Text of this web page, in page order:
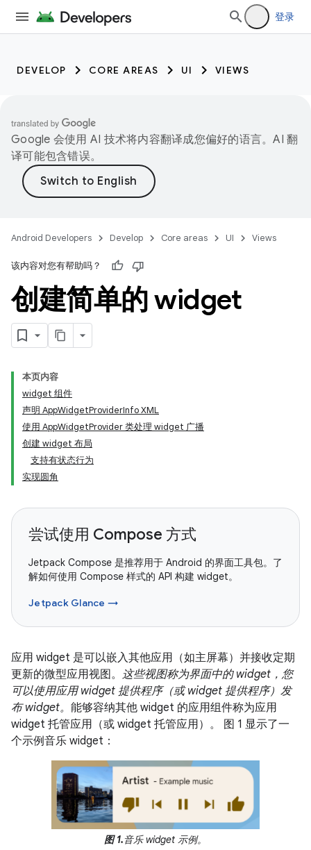
登录
DEVELOP CORE AREAS UI VIEWS
Google 会使用 AI 技术将内容翻译成您偏好的语言。AI 翻
译可能包含错误。
Android Developers Develop Core areas UI Views
该内容对您有帮助吗？
创建简单的 widget
本页内容
widget 组件
声明 AppWidgetProviderInfo XML
使用 AppWidgetProvider 类处理 widget 广播
创建 widget 布局
支持有状态行为
实现圆角
尝试使用 Compose 方式
Jetpack Compose 是推荐用于 Android 的界面工具包。了
解如何使用 Compose 样式的 API 构建 widget。
Jetpack Glance →
应用 widget 是可以嵌入其他应用（如主屏幕）并接收定期
更新的微型应用视图。 这些视图称为界面中的 widget，您
可以使用应用 widget 提供程序（或 widget 提供程序）发
布 widget。 能够容纳其他 widget 的应用组件称为应用
widget 托管应用（或 widget 托管应用）。 图 1 显示了一
个示例音乐 widget：
图 1.音乐 widget 示例。